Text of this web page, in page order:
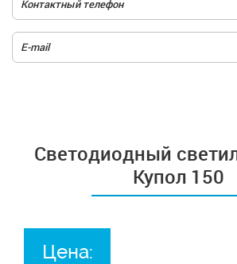
Светодиодный
Купол 150
Цена: